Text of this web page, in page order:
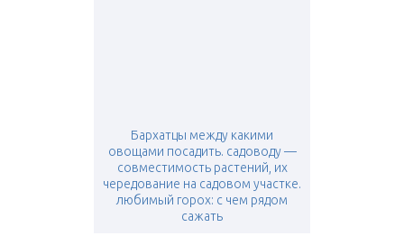
Бархатцы между какими
овощами посадить. садоводу —
совместимость растений, их
чередование на садовом участке.
любимый горох: с чем рядом
сажать